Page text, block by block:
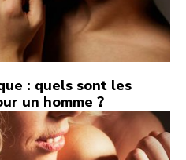
: quels sont les
un homme ?